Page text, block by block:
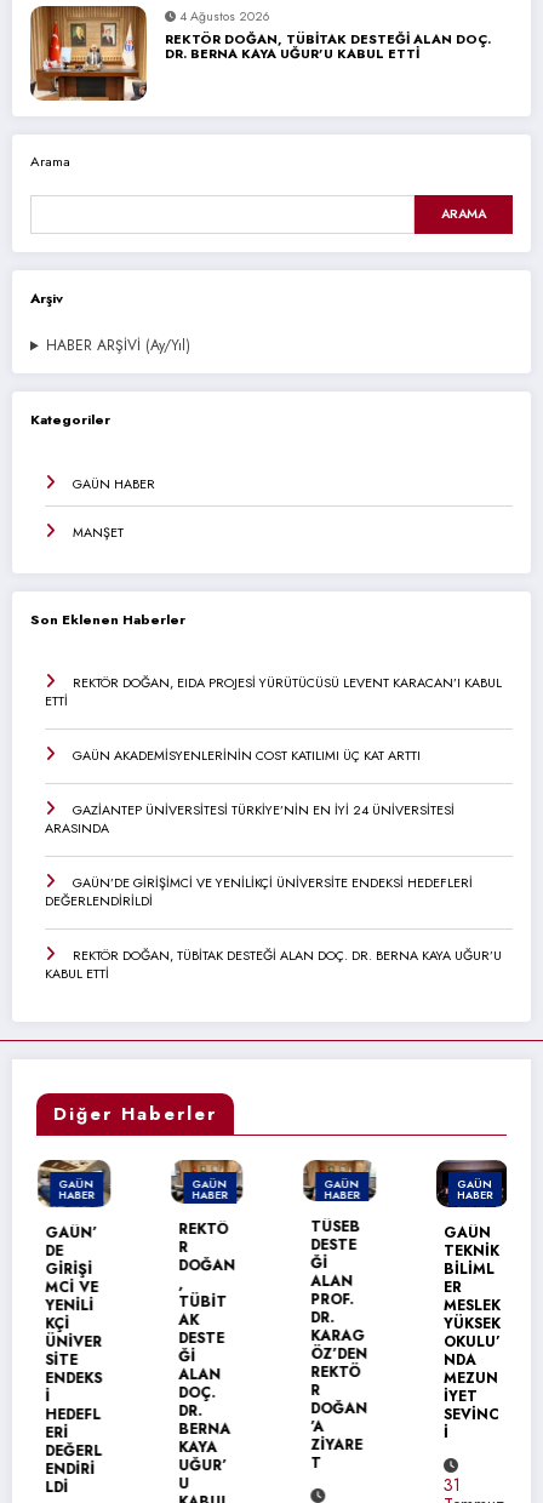
4 Ağustos 2026
REKTÖR DOĞAN, TÜBİTAK DESTEĞİ ALAN DOÇ.
DR. BERNA KAYA UĞUR’U KABUL ETTİ
Arama
ARAMA
Arşiv
HABER ARŞİVİ (Ay/Yıl)
Kategoriler
GAÜN HABER
MANŞET
Son Eklenen Haberler
REKTÖR DOĞAN, EIDA PROJESİ YÜRÜTÜCÜSÜ LEVENT KARACAN’I KABUL
ETTİ
GAÜN AKADEMİSYENLERİNİN COST KATILIMI ÜÇ KAT ARTTI
GAZİANTEP ÜNİVERSİTESİ TÜRKİYE’NİN EN İYİ 24 ÜNİVERSİTESİ
ARASINDA
GAÜN’DE GİRİŞİMCİ VE YENİLİKÇİ ÜNİVERSİTE ENDEKSİ HEDEFLERİ
DEĞERLENDİRİLDİ
REKTÖR DOĞAN, TÜBİTAK DESTEĞİ ALAN DOÇ. DR. BERNA KAYA UĞUR’U
KABUL ETTİ
Diğer Haberler
GAÜN
HABER
GAÜN’
GİRİŞİ
MCİ VE
YENİLİ
ÜNİVER
SİTE
ENDEKS
HEDEFL
DEĞERL
ENDİRİ
GAÜN
HABER
REKTÖ
DOĞAN
TÜBİT
DESTE
ALAN
DOÇ.
BERNA
KAYA
UĞUR’
GAÜN
HABER
TÜSEB
DESTE
ALAN
PROF.
KARAG
ÖZ’DEN
REKTÖ
DOĞAN
ZİYARE
GAÜN
HABER
GAÜN
TEKNİK
BİLİML
MESLEK
YÜKSEK
OKULU’
NDA
MEZUN
İYET
SEVİNC